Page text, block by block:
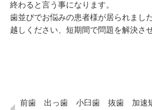
終わると言う事になります。
歯並びでお悩みの患者様が居られまし
越しください、短期間で問題を解決さ
前歯 出っ歯 小臼歯 抜歯 加速